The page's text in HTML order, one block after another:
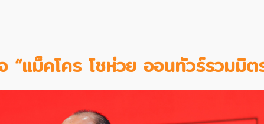
“แม็คโคร โชห่วย ออนทัวร์รวมมิต